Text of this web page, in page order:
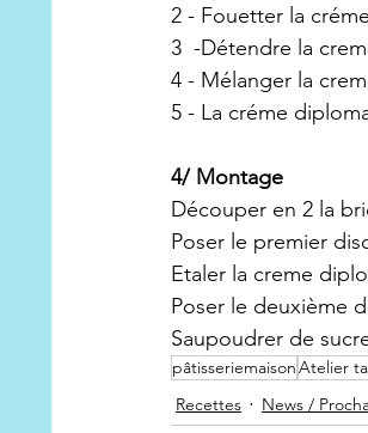
2 - Fouetter la
3  -Détendre la
4 - Mélanger la
5 - La créme
4/ Montage
Découper en 2 la
Poser le premier
Etaler la creme
Poser le deuxième
Saupoudrer de
pâtisseriemaisonAtelier
Recettes
News /